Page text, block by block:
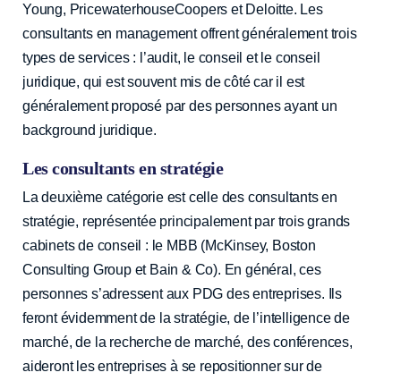
Young, PricewaterhouseCoopers et Deloitte. Les
consultants en management offrent généralement trois
types de services : l’audit, le conseil et le conseil
juridique, qui est souvent mis de côté car il est
généralement proposé par des personnes ayant un
background juridique.
Les consultants en stratégie
La deuxième catégorie est celle des consultants en
stratégie, représentée principalement par trois grands
cabinets de conseil : le MBB (McKinsey, Boston
Consulting Group et Bain & Co). En général, ces
personnes s’adressent aux PDG des entreprises. Ils
feront évidemment de la stratégie, de l’intelligence de
marché, de la recherche de marché, des conférences,
aideront les entreprises à se repositionner sur de